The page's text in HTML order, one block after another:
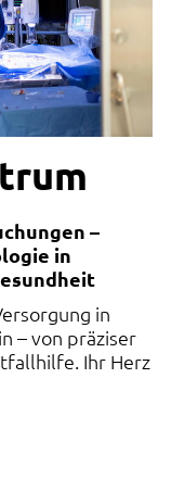
–
in
in
– von präziser
Ihr Herz